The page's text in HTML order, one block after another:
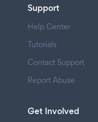
Support
Help Center
Tutorials
Contact Support
Report Abuse
Get Involved